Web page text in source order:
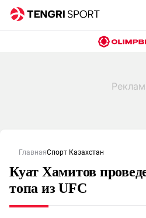
ГлавнаяСпорт Казахстан
Куат Хамитов
топа из UFC